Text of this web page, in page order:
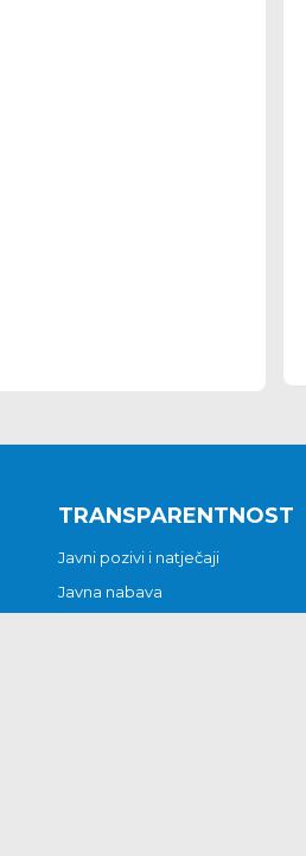
TRANSPARENTNOST
Javni pozivi i natječaji
Javna nabava